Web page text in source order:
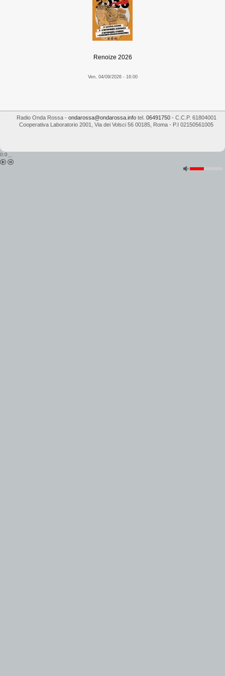
Renoize 2026
Ven, 04/09/2026 - 16:00
Radio Onda Rossa- ondarossa@ondarossa.infotel. 06491750- C.C.P. 61804001
Cooperativa Laboratorio 2001
Via dei Volsci 56 00185 Roma - P.I 02150561005
0:0...